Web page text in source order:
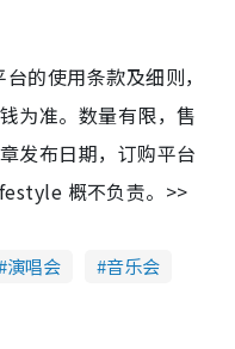
的使用条款及细则，
为准。数量有限，售
发布日期，订购平台
概不负责。>>
演唱会
音乐会